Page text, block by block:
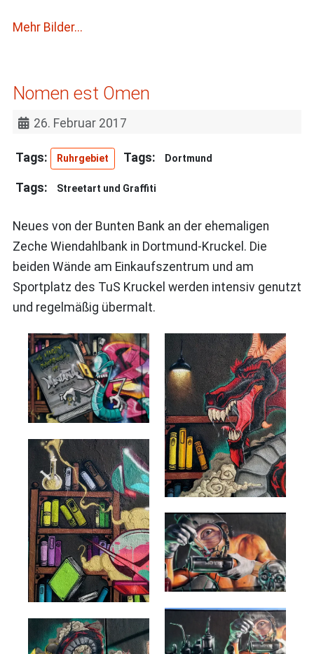
Mehr Bilder...
Nomen est Omen
26. Februar 2017
Ruhrgebiet Dortmund
Streetart und Graffiti
Neues von der Bunten Bank an der ehemaligen
Zeche Wiendahlbank in Dortmund-Kruckel. Die
beiden Wände am Einkaufszentrum und am
Sportplatz des TuS Kruckel werden intensiv genutzt
und regelmäßig übermalt.